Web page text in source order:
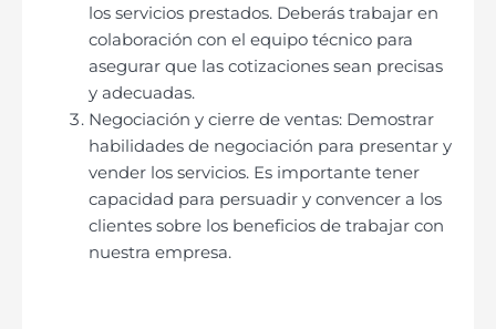
los servicios prestados. Deberás trabajar en
colaboración con el equipo técnico para
asegurar que las cotizaciones sean precisas
y adecuadas.
Negociación y cierre de ventas: Demostrar
habilidades de negociación para presentar y
vender los servicios. Es importante tener
capacidad para persuadir y convencer a los
clientes sobre los beneficios de trabajar con
nuestra empresa.